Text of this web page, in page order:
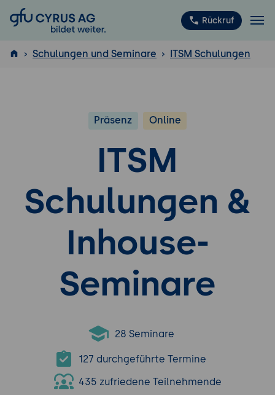
GFU Cyrus AG Rückruf
ISTQB
Schulungen und Seminare ITSM Schulungen
Präsenz Online
ITSM
Schulungen &
Inhouse-
Seminare
28 Seminare
127 durchgeführte Termine
435 zufriedene Teilnehmende